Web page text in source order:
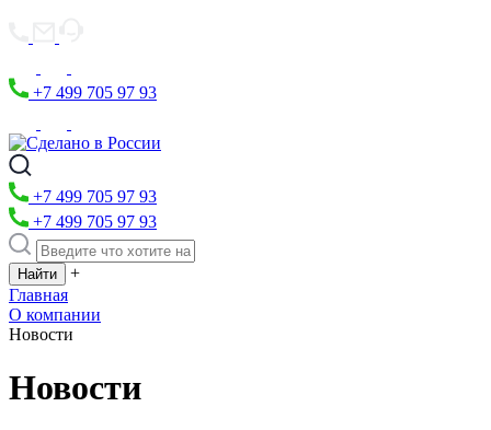
+7 499 705 97 93
+7 499 705 97 93
+7 499 705 97 93
+
Главная
О компании
Новости
Новости